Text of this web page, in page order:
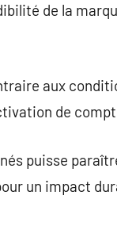
de la
aux
de
puisse
un impact